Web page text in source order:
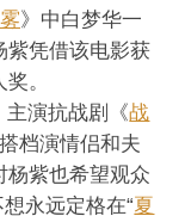
》中白梦华一
紫凭借该电影获
。
主演抗战剧《战
档演情侣和夫
杨紫也希望观众
永远定格在“夏